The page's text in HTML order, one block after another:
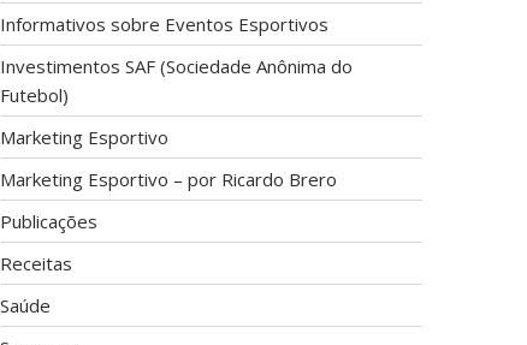
Informativos sobre Eventos Esportivos
Investimentos SAF (Sociedade Anônima do
Futebol)
Marketing Esportivo
Marketing Esportivo – por Ricardo Brero
Publicações
Receitas
Saúde